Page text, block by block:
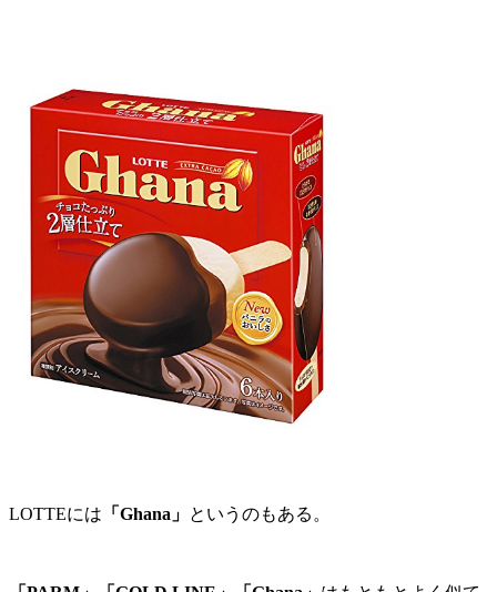
LOTTEには 「Ghana」 というのもある。